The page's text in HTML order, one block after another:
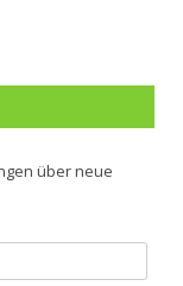
über neue